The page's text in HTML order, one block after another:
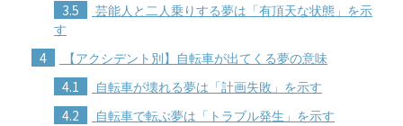
3.5
芸能人と二人乗りする夢は「有頂天な状態」を示
す
4 【アクシデント別】自転車が出てくる夢の意味
4.1 自転車が壊れる夢は「計画失敗」を示す
4.2 自転車で転ぶ夢は「トラブル発生」を示す